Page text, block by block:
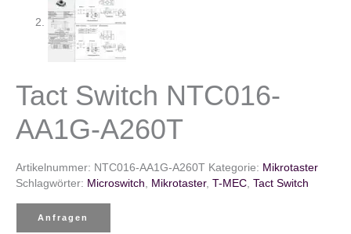
Tact Switch NTC016-
AA1G-A260T
Artikelnummer: NTC016-AA1G-A260T Kategorie: Mikrotaster
Schlagwörter: Microswitch, Mikrotaster, T-MEC, Tact Switch
Anfragen